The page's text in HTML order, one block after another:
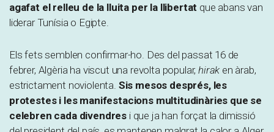
agafat el relleu de la lluita per la llibertat que abans van
liderar Tunísia o Egipte.
Els fets semblen confirmar-ho. Des del passat 16 de
febrer, Algèria ha viscut una revolta popular,hirak en àrab,
estrictament noviolenta. Sis mesos després, les
protestes i les manifestacions multitudinàries que se
celebren cada divendres i que ja han forçat la dimissió